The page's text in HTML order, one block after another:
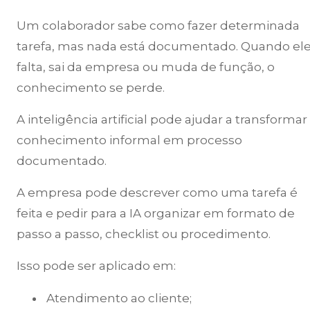
Um colaborador sabe como fazer determinada
tarefa, mas nada está documentado. Quando
falta, sai da empresa ou muda de função, o
conhecimento se perde.
A inteligência artificial pode ajudar a transformar
conhecimento informal em processo
documentado.
A empresa pode descrever como uma tarefa é
feita e pedir para a IA organizar em formato de
passo a passo, checklist ou procedimento.
Isso pode ser aplicado em:
Atendimento ao cliente;